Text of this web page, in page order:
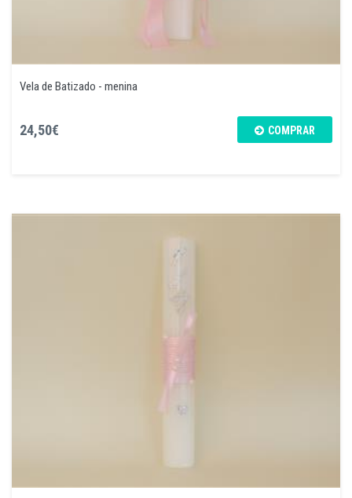
Vela de Batizado - menina
24,50€ COMPRAR